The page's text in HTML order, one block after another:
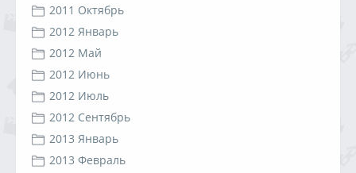
2011 Октябрь
2012 Январь
2012 Май
2012 Июнь
2012 Июль
2012 Сентябрь
2013 Январь
2013 Февраль